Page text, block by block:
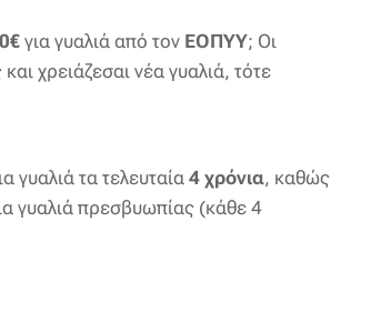
για γυαλιά από τον ΕΟΠΥΥ; Οι
χρειάζεσαι νέα γυαλιά, τότε
γυαλιά τα τελευταία 4 χρόνια, καθώς
γυαλιά πρεσβυωπίας (κάθε 4